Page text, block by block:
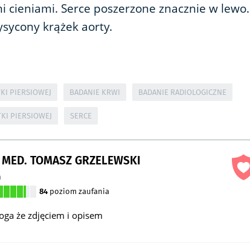
cieniami. Serce poszerzone znacznie w lewo.
krążek aorty.
PIERSIOWEJ BADANIE KRWI BADANIE RADIOLOGICZNE
PIERSIOWEJ SERCE
TOMASZ GRZELEWSKI
84 poziom zaufania
że zdjęciem i opisem